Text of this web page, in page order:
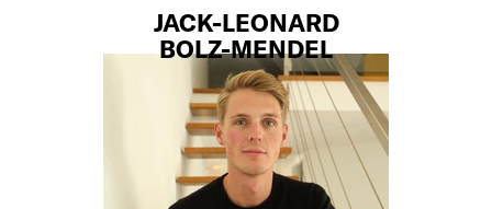
JACK-LEONARD
BOLZ-MENDEL